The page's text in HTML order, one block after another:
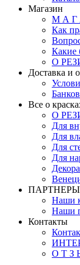
Магазин
М А Г
Как
Какие
О
Доставка и
Все о
О
Для
Для
Для
Для
ПАРТНЕРЫ
Наши
Наши
Контакты
О Т З